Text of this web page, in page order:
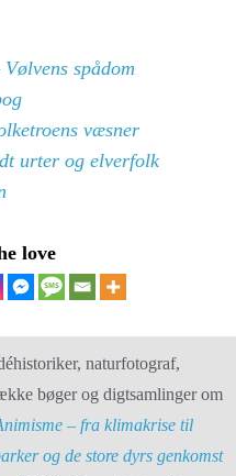
spådom
væsner
urter og elverfolk
love
naturfotograf,
bøger og digtsamlinger om
– fra klimakrise til
og de store dyrs genkomst